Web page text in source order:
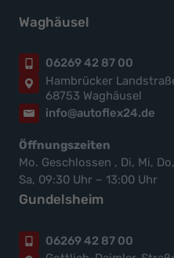
Waghäusel
06269 42 87 00
Hambrücker
68753 Waghäusel
info@autoflex24.de
Öffnungszeiten
Mo. Geschlossen , Di, Mi,
Sa, 09:30 Uhr – 13:00 Uhr
Gundelsheim
06269 42 87 00